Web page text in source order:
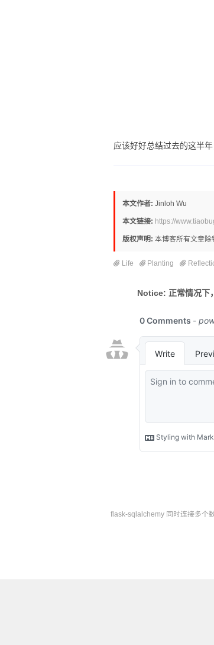
应该好好总结过去的这半
本文作者: Jinloh Wu
本文链接: https://
版权声明: 本博客所有文章除
Life Planting
Notice: 正常情况下
flask-sqlalchemy 同时连接多个